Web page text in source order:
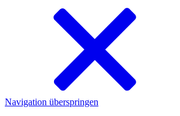
Navigation überspringen